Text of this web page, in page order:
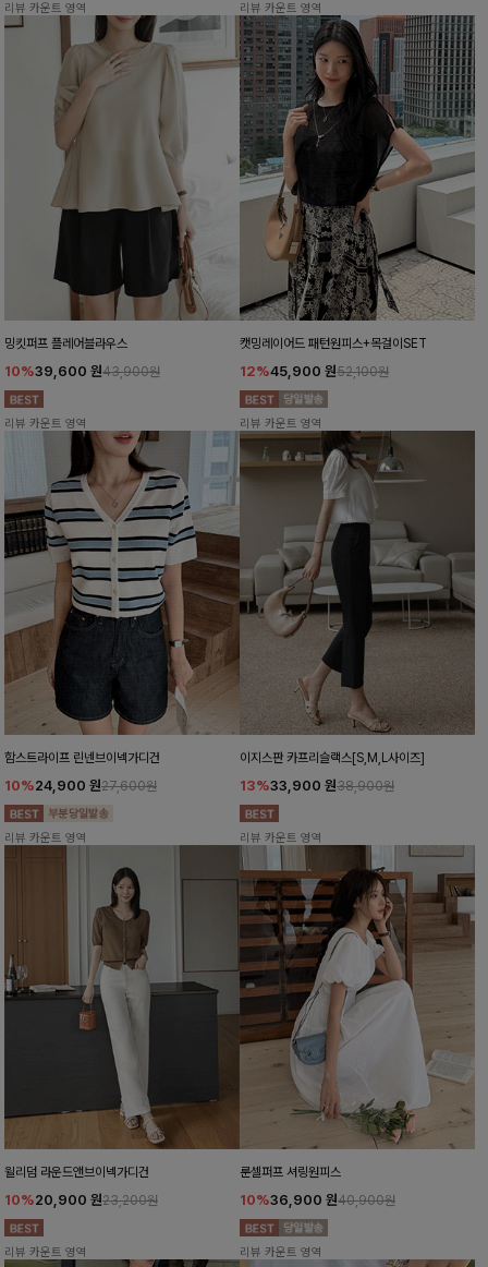
리뷰 카운트 영역 리뷰 카운트 영역
밍킷퍼프 플레어블라우스
10%39,600 원43,900원
리뷰 카운트 영역
캣밍레이어드 패턴원피스+목걸이SET
12%45,900 원52,100원
리뷰 카운트 영역
함스트라이프 린넨브이넥가디건
10%24,900 원27,600원
리뷰 카운트 영역
이지스판 카프리슬랙스[S,M,L사이즈]
13%33,900 원38,900원
리뷰 카운트 영역
윌리덤 라운드앤브이넥가디건
10%20,900 원23,200원
리뷰 카운트 영역
룬셀퍼프 셔링원피스
10%36,900 원40,900원
리뷰 카운트 영역